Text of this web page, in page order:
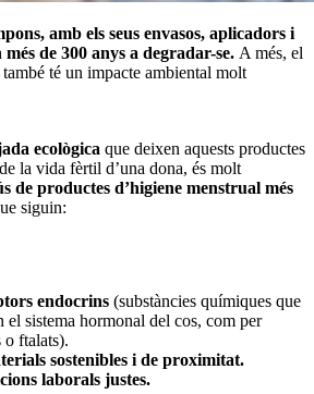
amb els seus envasos, aplicadors i
de 300 anys a degradar-se. A més, el
té un impacte ambiental molt
ecològica que deixen aquests productes
la vida fèrtil d’una dona, és molt
de productes d’higiene menstrual més
siguin:
endocrins (substàncies químiques que
el sistema hormonal del cos, com per
o ftalats).
sostenibles i de proximitat.
laborals justes.